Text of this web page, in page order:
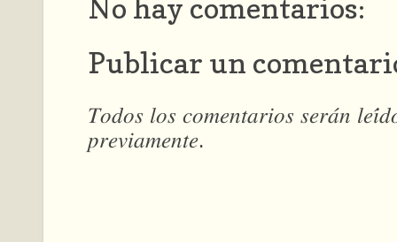
No hay comentarios:
Publicar un
𝑇𝑜𝑑𝑜𝑠 𝑙𝑜𝑠 𝑐𝑜𝑚𝑒𝑛𝑡𝑎𝑟𝑖𝑜𝑠 𝑠𝑒𝑟𝑎́𝑛
𝑝𝑟𝑒𝑣𝑖𝑎𝑚𝑒𝑛𝑡𝑒.